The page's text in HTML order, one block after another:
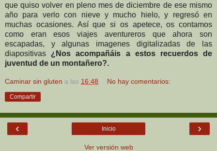
que quiso volver en pleno mes de diciembre de ese mismo
año para verlo con nieve y mucho hielo, y regresó en
muchas ocasiones. Así que si os apetece, os contamos
como eran esos viajes aventureros que ahora son
escapadas, y algunas imagenes digitalizadas de las
diapositivas ¿Nos acompañáis a estos recuerdos de
juventud de un montañero?.
Caminar sin gluten a las 16:48 No hay comentarios:
Compartir
‹ ›
Inicio
Ver versión web